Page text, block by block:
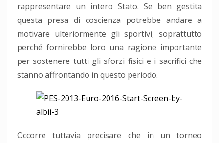
rappresentare un intero Stato. Se ben gestita
questa presa di coscienza potrebbe andare a
motivare ulteriormente gli sportivi, soprattutto
perché fornirebbe loro una ragione importante
per sostenere tutti gli sforzi fisici e i sacrifici che
stanno affrontando in questo periodo.
Occorre tuttavia precisare che in un torneo